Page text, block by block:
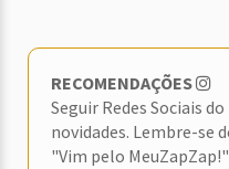
RECOMENDAÇÕES
Seguir Redes Sociais
novidades. Lembre-se
"Vim pelo MeuZapZap!"